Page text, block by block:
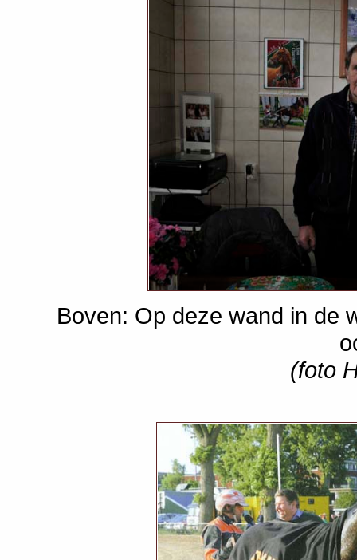
Boven: Op deze wand in de
(foto